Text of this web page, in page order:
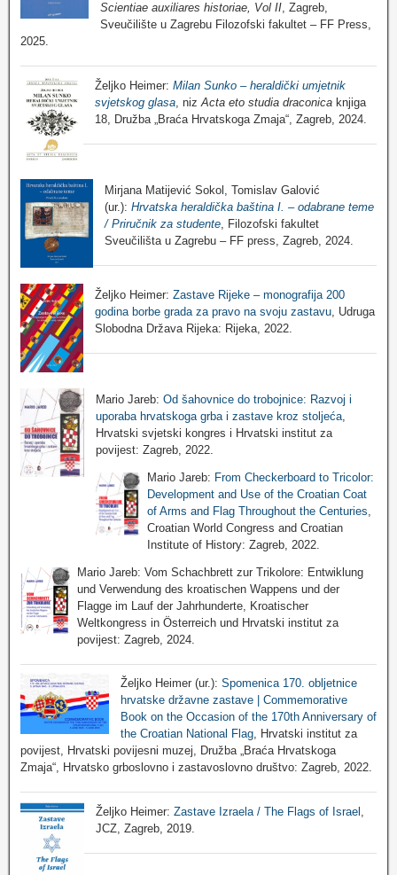
Scientiae auxiliares historiae, Vol II, Zagreb,
Sveučilište u Zagrebu Filozofski fakultet – FF Press,
2025.
Željko Heimer: Milan Sunko – heraldički umjetnik
svjetskog glasa , niz Acta eto studia draconica knjiga
18, Družba „Braća Hrvatskoga Zmaja“, Zagreb, 2024.
Mirjana Matijević Sokol, Tomislav Galović
(ur.): Hrvatska heraldička baština I. – odabrane teme
/ Priručnik za studente, Filozofski fakultet
Sveučilišta u Zagrebu – FF press, Zagreb, 2024.
Željko Heimer: Zastave Rijeke – monografija 200
godina borbe grada za pravo na svoju zastavu, Udruga
Slobodna Država Rijeka: Rijeka, 2022.
Mario Jareb: Od šahovnice do trobojnice: Razvoj i
uporaba hrvatskoga grba i zastave kroz stoljeća,
Hrvatski svjetski kongres i Hrvatski institut za
povijest: Zagreb, 2022.
Mario Jareb: From Checkerboard to Tricolor:
Development and Use of the Croatian Coat
of Arms and Flag Throughout the Centuries
Croatian World Congress and Croatian
Institute of History: Zagreb, 2022.
Mario Jareb: Vom Schachbrett zur Trikolore: Entwiklung
und Verwendung des kroatischen Wappens und der
Flagge im Lauf der Jahrhunderte, Kroatischer
Weltkongress in Österreich und Hrvatski institut za
povijest: Zagreb, 2024.
Željko Heimer (ur.): Spomenica 170. obljetnice
hrvatske državne zastave | Commemorative
Book on the Occasion of the 170th Anniversary of
the Croatian National Flag, Hrvatski institut za
povijest, Hrvatski povijesni muzej, Družba „Braća Hrvatskoga
Zmaja“, Hrvatsko grboslovno i zastavoslovno društvo: Zagreb, 2022.
Željko Heimer:Zastave Izraela / The Flags of Israel
JCZ, Zagreb, 2019.